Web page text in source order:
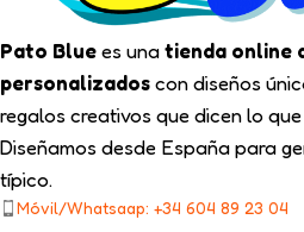
Pato Bluees unatienda online
personalizadoscon diseños
regalos creativos que dicen lo
Diseñamos desde España para
típico.
Móvil/Whatsaap: +34 604 89 23 04